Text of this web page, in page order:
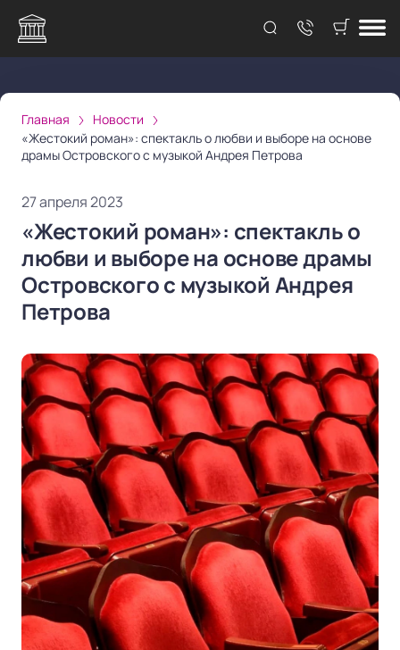
Главная
Новости
«Жестокий роман»: спектакль о любви и выборе на основе
драмы Островского с музыкой Андрея Петрова
27 апреля 2023
«Жестокий роман»: спектакль о
любви и выборе на основе драмы
Островского с музыкой Андрея
Петрова